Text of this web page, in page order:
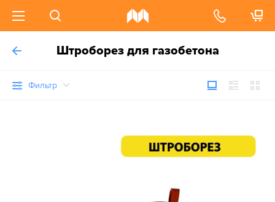
Штроборез для газобетона
Фильтр